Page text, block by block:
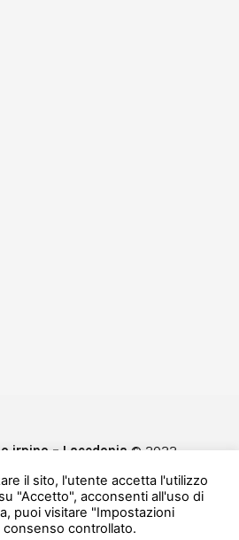
irpino – Lacedonia © 2022
& Cookie Policy
bye-Direct
il sito, l'utente accetta l'utilizzo
"Accetto", acconsenti all'uso di
puoi visitare "Impostazioni
controllato.